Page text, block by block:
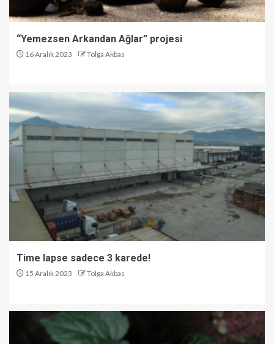
“Yemezsen Arkandan Ağlar” projesi
16 Aralık 2023 Tolga Akbas
Time lapse sadece 3 karede!
15 Aralık 2023 Tolga Akbas